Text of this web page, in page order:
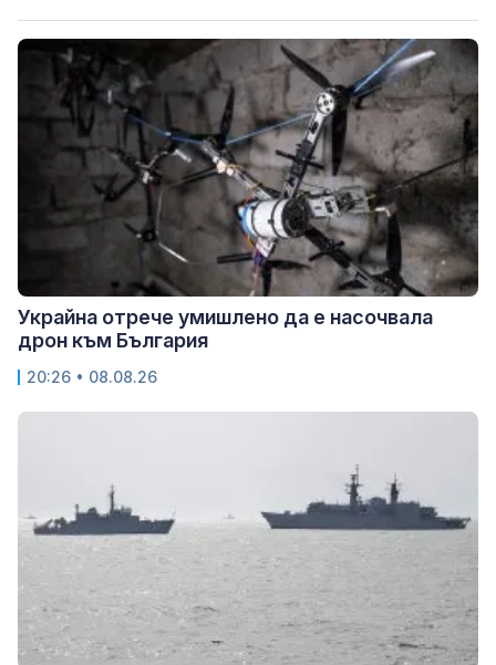
Украйна отрече умишлено да е насочвала
дрон към България
20:26 • 08.08.26